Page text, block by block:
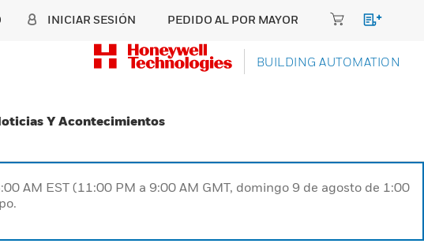
INICIAR SESIÓN PEDIDO AL POR MAYOR
BUILDING AUTOMATION
Y Acontecimientos
AM EST (11:00 PM a 9:00 AM GMT, domingo 9 de agosto de 1:00